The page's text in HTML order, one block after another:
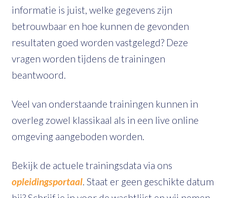
informatie is juist, welke gegevens zijn
betrouwbaar en hoe kunnen de gevonden
resultaten goed worden vastgelegd? Deze
vragen worden tijdens de trainingen
beantwoord.
Veel van onderstaande trainingen kunnen in
overleg zowel klassikaal als in een live online
omgeving aangeboden worden.
Bekijk de actuele trainingsdata via ons
opleidingsportaal. Staat er geen geschikte datum